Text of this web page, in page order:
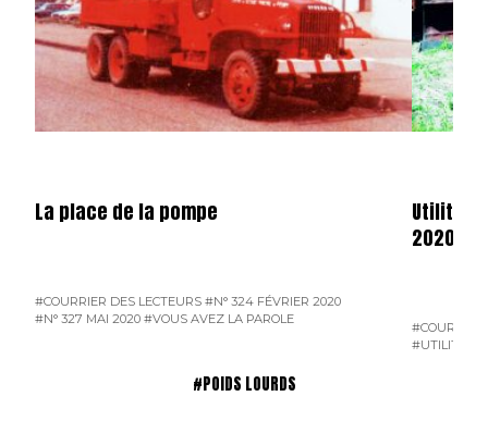
La place de la pompe
#COURRIER DES LECTEURS #N° 324 FÉVRIER 2020
#N° 327 MAI 2020 #VOUS AVEZ LA PAROLE
2020
#COURRIER
#POIDS LOURDS